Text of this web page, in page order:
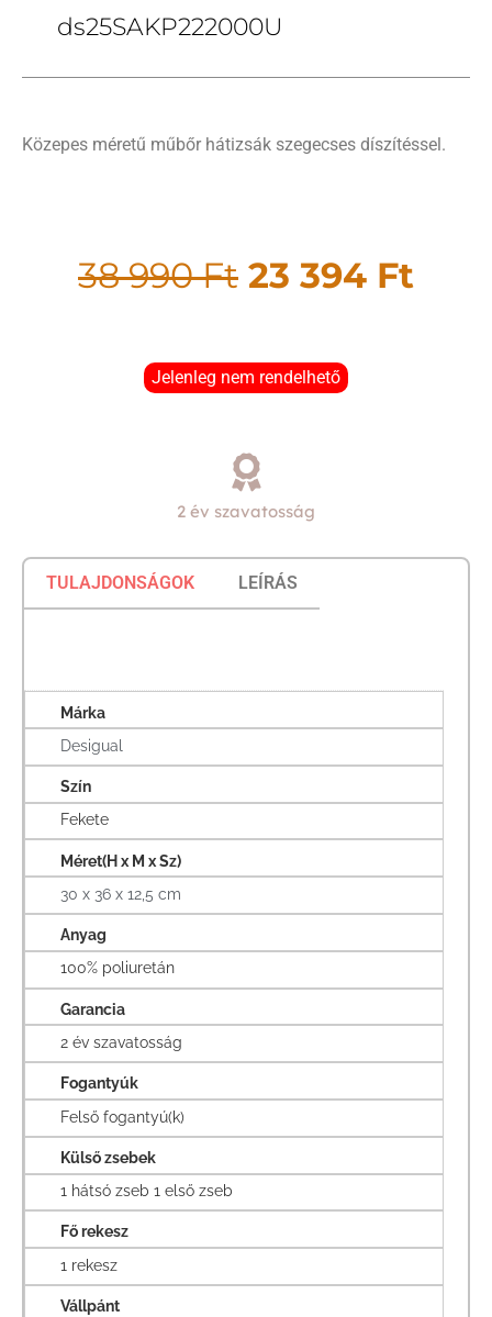
ds25SAKP222000U
Közepes méretű műbőr hátizsák szegecses díszítéssel.
38 990Ft 23 394 Ft
Jelenleg nem rendelhető
2 év szavatosság
TULAJDONSÁGOK LEÍRÁS
Márka
Desigual
Szín
Fekete
Méret(H x M x Sz)
30 x 36 x 12,5 cm
Anyag
100% poliuretán
Garancia
2 év szavatosság
Fogantyúk
Felső fogantyú(k)
Külső zsebek
1 hátsó zseb 1 első zseb
Fő rekesz
1 rekesz
Vállpánt